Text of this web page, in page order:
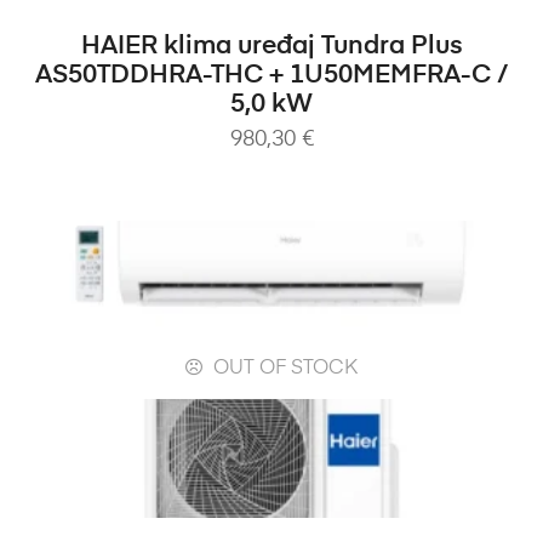
DODAJ U KOŠARICU
HAIER klima uređaj Tundra Plus
AS50TDDHRA-THC + 1U50MEMFRA-C /
5,0 kW
980,30 €
OUT OF STOCK